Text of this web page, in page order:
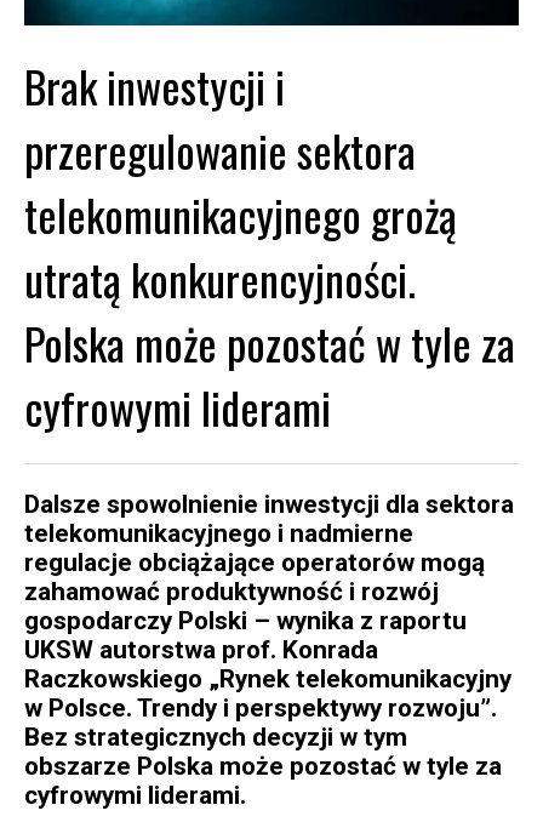
Brak inwestycji i
przeregulowanie sektora
telekomunikacyjnego grożą
utratą konkurencyjności.
Polska może pozostać w tyle za
cyfrowymi liderami
Dalsze spowolnienie inwestycji dla sektora
telekomunikacyjnego i nadmierne
regulacje obciążające operatorów mogą
zahamować produktywność i rozwój
gospodarczy Polski – wynika z raportu
UKSW autorstwa prof. Konrada
Raczkowskiego „Rynek telekomunikacyjny
w Polsce. Trendy i perspektywy rozwoju”.
Bez strategicznych decyzji w tym
obszarze Polska może pozostać w tyle za
cyfrowymi liderami.